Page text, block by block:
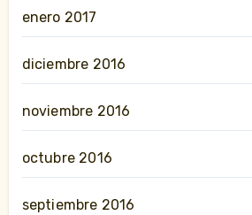
enero 2017
diciembre 2016
noviembre 2016
octubre 2016
septiembre 2016